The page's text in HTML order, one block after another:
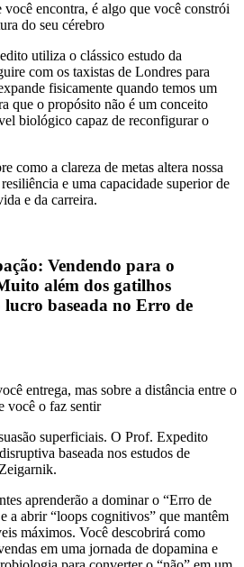
encontra, é algo que você constrói
do seu cérebro
utiliza o clássico estudo da
com os taxistas de Londres para
fisicamente quando temos um
que o propósito não é um conceito
biológico capaz de reconfigurar o
como a clareza de metas altera nossa
e uma capacidade superior de
e da carreira.
Vendendo para o
além dos gatilhos
lucro baseada no Erro de
entrega, mas sobre a distância entre o
você o faz sentir
superficiais. O Prof. Expedito
baseada nos estudos de
aprenderão a dominar o “Erro de
a abrir “loops cognitivos” que mantêm
máximos. Você descobrirá como
em uma jornada de dopamina e